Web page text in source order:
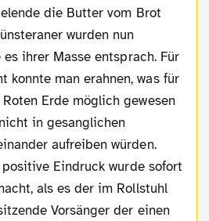
die Butter vom Brot
wurden nun
ihrer Masse entsprach. Für
konnte man erahnen, was für
Erde möglich gewesen
in gesanglichen
aufreiben würden.
Eindruck wurde sofort
als es der im Rollstuhl
Vorsänger der einen